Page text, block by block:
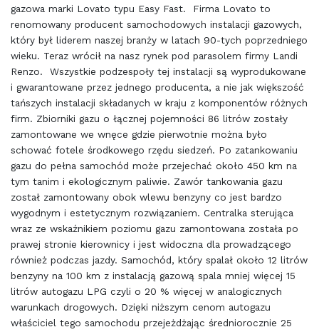
gazowa marki Lovato typu Easy Fast. Firma Lovato to
renomowany producent samochodowych instalacji gazowych,
który był liderem naszej branży w latach 90-tych poprzedniego
wieku. Teraz wrócił na nasz rynek pod parasolem firmy Landi
Renzo. Wszystkie podzespoły tej instalacji są wyprodukowane
i gwarantowane przez jednego producenta, a nie jak większość
tańszych instalacji składanych w kraju z komponentów różnych
firm. Zbiorniki gazu o łącznej pojemności 86 litrów zostały
zamontowane we wnęce gdzie pierwotnie można było
schować fotele środkowego rzędu siedzeń. Po zatankowaniu
gazu do pełna samochód może przejechać około 450 km na
tym tanim i ekologicznym paliwie. Zawór tankowania gazu
został zamontowany obok wlewu benzyny co jest bardzo
wygodnym i estetycznym rozwiązaniem. Centralka sterująca
wraz ze wskaźnikiem poziomu gazu zamontowana została po
prawej stronie kierownicy i jest widoczna dla prowadzącego
również podczas jazdy. Samochód, który spalał około 12 litrów
benzyny na 100 km z instalacją gazową spala mniej więcej 15
litrów autogazu LPG czyli o 20 % więcej w analogicznych
warunkach drogowych. Dzięki niższym cenom autogazu
właściciel tego samochodu przejeżdżając średniorocznie 25